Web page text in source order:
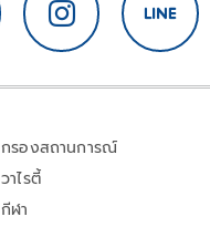
กรองสถานการณ์
วาไรตี้
กีฬา